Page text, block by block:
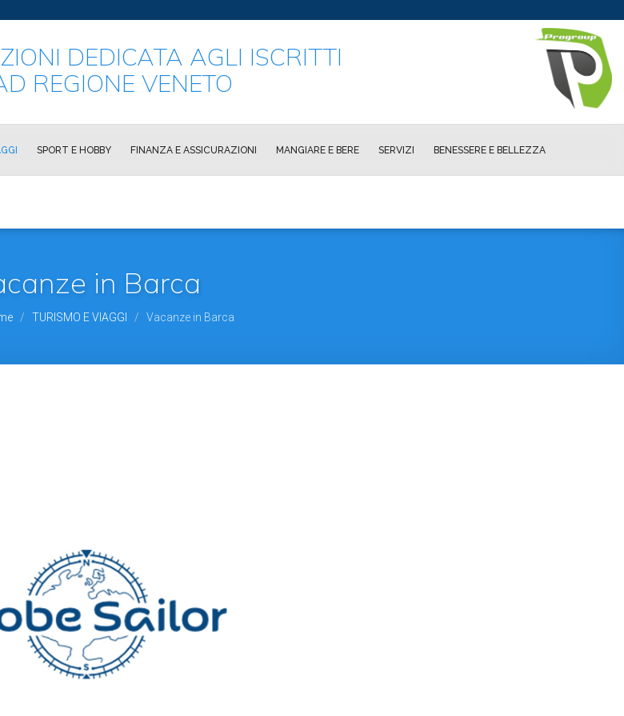
DEDICATA AGLI ISCRITTI
REGIONE VENETO
SPORT E HOBBY FINANZA E ASSICURAZIONI MANGIARE E BERE SERVIZI BENESSERE E BELLEZZA
in Barca
/ TURISMO E VIAGGI / Vacanze in Barca